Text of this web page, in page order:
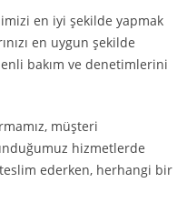
en iyi şekilde yapmak
en uygun şekilde
bakım ve denetimlerini
müşteri
hizmetlerde
ederken, herhangi bir